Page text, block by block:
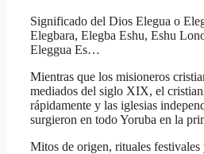
Significado del Dios Elegua o
Elegbara, Elegba Eshu, Eshu
Eleggua Es…
Mientras que los misioneros
mediados del siglo XIX, el
rápidamente y las iglesias
surgieron en todo Yoruba en la
Mitos de origen, rituales festivales